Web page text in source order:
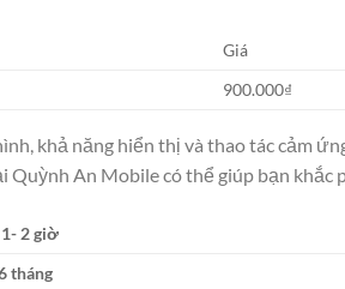
Giá
900.000₫
khả năng hiển thị và thao tác cảm
Quỳnh An Mobile có thể giúp bạn khắc
2 giờ
tháng